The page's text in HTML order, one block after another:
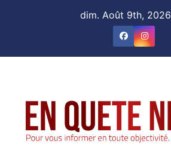
dim. Août 9th, 2026